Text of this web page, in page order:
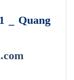
_ Quang